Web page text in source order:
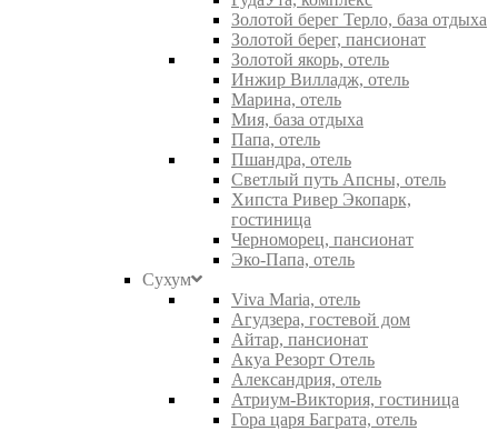
Золотой берег Терло, база отдыха
Золотой берег, пансионат
Золотой якорь, отель
Инжир Вилладж, отель
Марина, отель
Мия, база отдыха
Папа, отель
Пшандра, отель
Светлый путь Апсны, отель
Хипста Ривер Экопарк,
гостиница
Черноморец, пансионат
Эко-Папа, отель
Сухум
Viva Maria, отель
Агудзера, гостевой дом
Айтар, пансионат
Акуа Резорт Отель
Александрия, отель
Атриум-Виктория, гостиница
Гора царя Баграта, отель